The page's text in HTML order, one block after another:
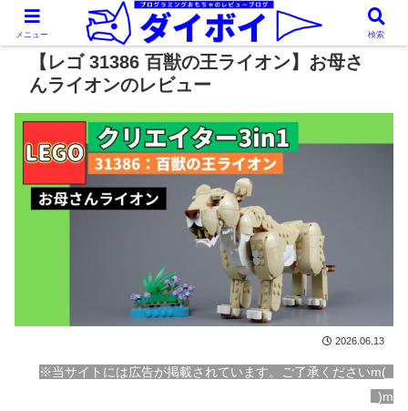
【レゴ 31386 百獣の王ライオン】お母さ
んライオンのレビュー
2026.06.13
※当サイトには広告が掲載されています。ご了承くださいm(_
_)m
メニュー 検索